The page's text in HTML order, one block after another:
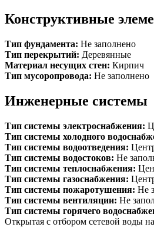
Конструктивные
Тип фундамента: Не заполнено
Тип перекрытий: Деревянные
Материал несущих стен: Кирпич
Тип мусоропровода: Не заполнено
Инженерные системы
Тип системы электроснабжения:
Тип системы холодного
Тип системы водоотведения:
Тип системы водостоков: Не
Тип системы теплоснабжения:
Тип системы газоснабжения:
Тип системы пожаротушения: Не
Тип системы вентиляции: Не
Тип системы горячего
Открытая с отбором сетевой воды